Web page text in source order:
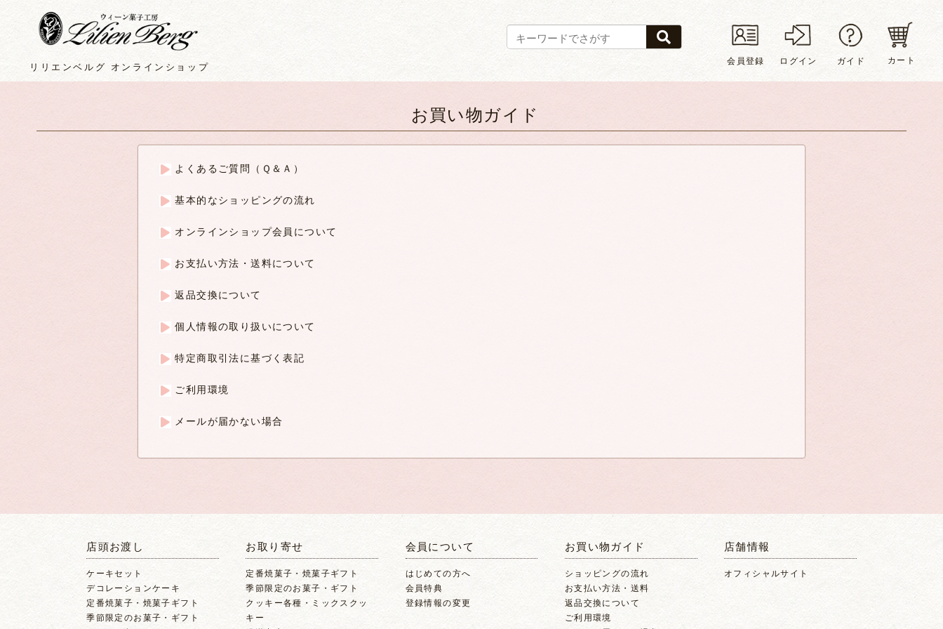
会員登録 ログイン ガイド カート
リリエンベルグ オンラインショップ
お買い物ガイド
よくあるご質問（Ｑ＆Ａ）
基本的なショッピングの流れ
オンラインショップ会員について
お支払い方法・送料について
返品交換について
個人情報の取り扱いについて
特定商取引法に基づく表記
ご利用環境
メールが届かない場合
店頭お渡し
ケーキセット
デコレーションケーキ
定番焼菓子・焼菓子ギフト
季節限定のお菓子・ギフト
お取り寄せ
定番焼菓子・焼菓子ギフト
季節限定のお菓子・ギフト
クッキー各種・ミックスクッ
キー
会員について
はじめての方へ
会員特典
登録情報の変更
お買い物ガイド
ショッピングの流れ
お支払い方法・送料
返品交換について
ご利用環境
店舗情報
オフィシャルサイト